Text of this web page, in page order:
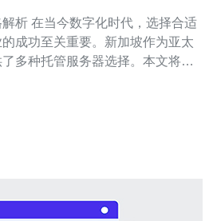
选择合适
成功至关重要。新加坡作为亚太
多种托管服务器选择。本文将详
新